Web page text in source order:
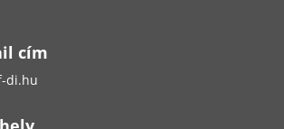
cím
di.hu